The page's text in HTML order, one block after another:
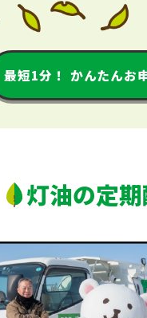
最短1分！ かんたんお
灯油の定